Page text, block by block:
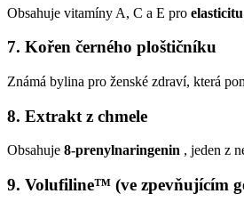
Obsahuje vitamíny A, C a E pro
7. Kořen černého ploštičníku
Známá bylina pro ženské zdraví, která
8. Extrakt z chmele
Obsahuje 8-prenylnaringenin , jeden z
9. Volufiline™ (ve zpevňujícím